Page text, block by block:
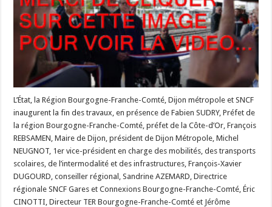
L’État, la Région Bourgogne-Franche-Comté, Dijon métropole et SNCF
inaugurent la fin des travaux, en présence de Fabien SUDRY, Préfet de
la région Bourgogne-Franche-Comté, préfet de la Côte-d’Or, François
REBSAMEN, Maire de Dijon, président de Dijon Métropole, Michel
NEUGNOT, 1er vice-président en charge des mobilités, des transports
scolaires, de l’intermodalité et des infrastructures, François-Xavier
DUGOURD, conseiller régional, Sandrine AZEMARD, Directrice
régionale SNCF Gares et Connexions Bourgogne-Franche-Comté, Éric
CINOTTI, Directeur TER Bourgogne-Franche-Comté et Jérôme